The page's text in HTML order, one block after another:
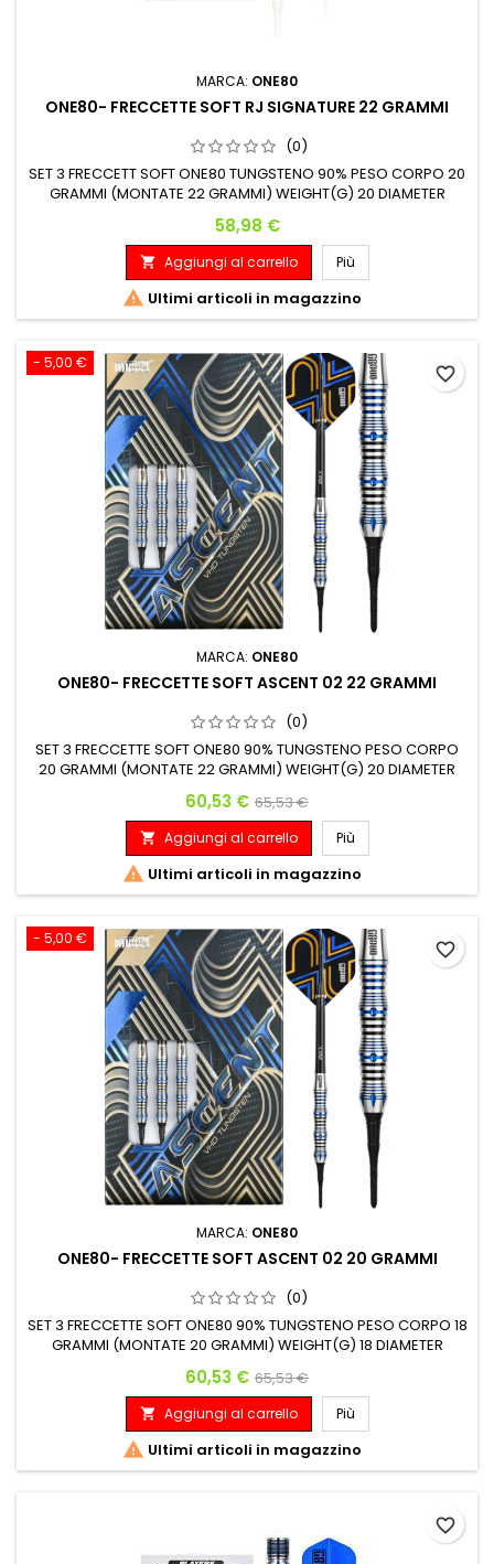
MARCA: ONE80
ONE80- FRECCETTE SOFT RJ SIGNATURE 22 GRAMMI
(0)
SET 3 FRECCETT SOFT ONE80 TUNGSTENO 90% PESO CORPO 20
GRAMMI (MONTATE 22 GRAMMI) WEIGHT(G) 20 DIAMETER
Prezzo
58,98 €
 Aggiungi al carrello Più
 Ultimi articoli in magazzino
- 5,00 €
MARCA: ONE80
ONE80- FRECCETTE SOFT ASCENT 02 22 GRAMMI
(0)
SET 3 FRECCETTE SOFT ONE80 90% TUNGSTENO PESO CORPO
20 GRAMMI (MONTATE 22 GRAMMI) WEIGHT(G) 20 DIAMETER
Prezzo
60,53 € Prezzo base
65,53 €
 Aggiungi al carrello Più
 Ultimi articoli in magazzino
favorite_border
- 5,00 €
MARCA: ONE80
ONE80- FRECCETTE SOFT ASCENT 02 20 GRAMMI
(0)
SET 3 FRECCETTE SOFT ONE80 90% TUNGSTENO PESO CORPO 18
GRAMMI (MONTATE 20 GRAMMI) WEIGHT(G) 18 DIAMETER
Prezzo
60,53 € Prezzo base
65,53 €
 Aggiungi al carrello Più
 Ultimi articoli in magazzino
favorite_border
favorite_border